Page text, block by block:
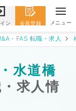
ン 会員登録 メニュー
・FAS 転職・求人
水道橋
求人情